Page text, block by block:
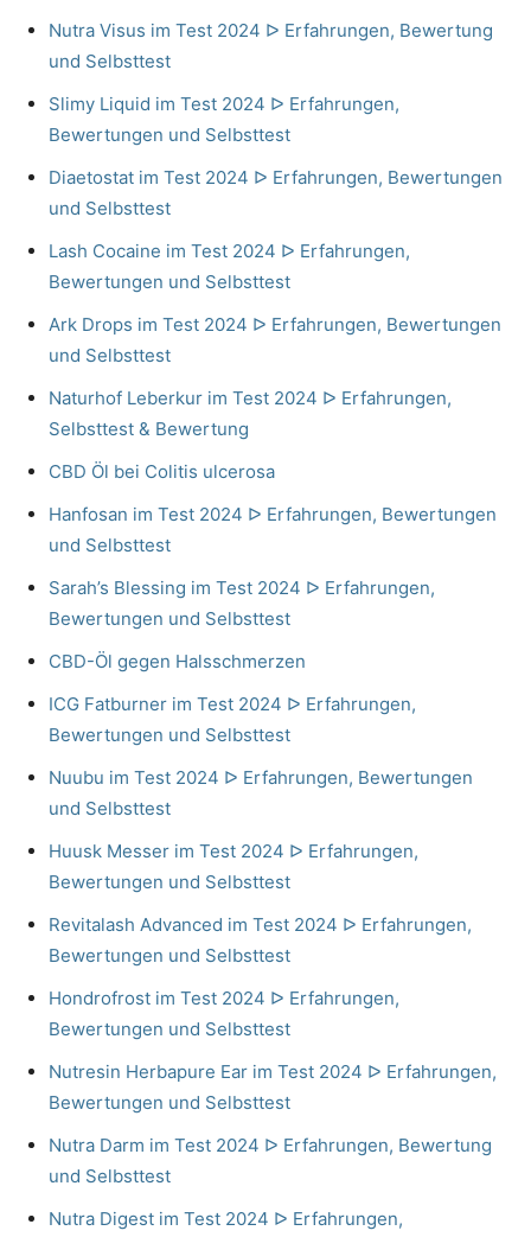
Nutra Visus im Test 2024 ᐅ Erfahrungen, Bewertung
und Selbsttest
Slimy Liquid im Test 2024 ᐅ Erfahrungen,
Bewertungen und Selbsttest
Diaetostat im Test 2024 ᐅ Erfahrungen, Bewertungen
und Selbsttest
Lash Cocaine im Test 2024 ᐅ Erfahrungen,
Bewertungen und Selbsttest
Ark Drops im Test 2024 ᐅ Erfahrungen, Bewertungen
und Selbsttest
Naturhof Leberkur im Test 2024 ᐅ Erfahrungen,
Selbsttest & Bewertung
CBD Öl bei Colitis ulcerosa
Hanfosan im Test 2024 ᐅ Erfahrungen, Bewertungen
und Selbsttest
Sarah’s Blessing im Test 2024 ᐅ Erfahrungen,
Bewertungen und Selbsttest
CBD-Öl gegen Halsschmerzen
ICG Fatburner im Test 2024 ᐅ Erfahrungen,
Bewertungen und Selbsttest
Nuubu im Test 2024 ᐅ Erfahrungen, Bewertungen
und Selbsttest
Huusk Messer im Test 2024 ᐅ Erfahrungen,
Bewertungen und Selbsttest
Revitalash Advanced im Test 2024 ᐅ Erfahrungen,
Bewertungen und Selbsttest
Hondrofrost im Test 2024 ᐅ Erfahrungen,
Bewertungen und Selbsttest
Nutresin Herbapure Ear im Test 2024 ᐅ Erfahrungen,
Bewertungen und Selbsttest
Nutra Darm im Test 2024 ᐅ Erfahrungen, Bewertung
und Selbsttest
Nutra Digest im Test 2024 ᐅ Erfahrungen,